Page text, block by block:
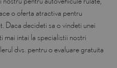
o oferta atractiva pentru
Daca decideti sa o vindeti unei
mai intai la specialistii nostri
dvs. pentru o evaluare gratuita